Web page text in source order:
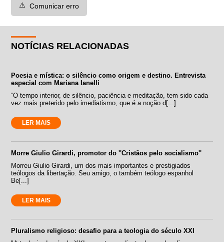
⚠️ Comunicar erro
NOTÍCIAS RELACIONADAS
Poesia e mística: o silêncio como origem e destino. Entrevista
especial com Mariana Ianelli
“O tempo interior, de silêncio, paciência e meditação, tem sido cada
vez mais preterido pelo imediatismo, que é a noção d[...]
LER MAIS
Morre Giulio Girardi, promotor do ''Cristãos pelo socialismo''
Morreu Giulio Girardi, um dos mais importantes e prestigiados
teólogos da libertação. Seu amigo, o também teólogo espanhol
Be[...]
LER MAIS
Pluralismo religioso: desafio para a teologia do século XXI